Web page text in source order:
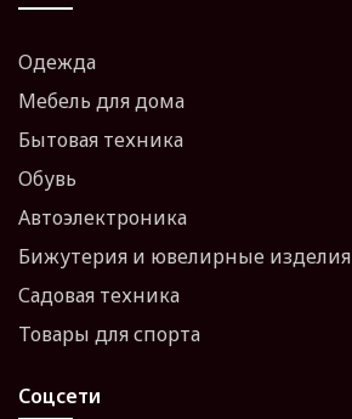
Одежда
Мебель для дома
Бытовая техника
Обувь
Автоэлектроника
Бижутерия и ювелирные изделия
Садовая техника
Товары для спорта
Соцсети